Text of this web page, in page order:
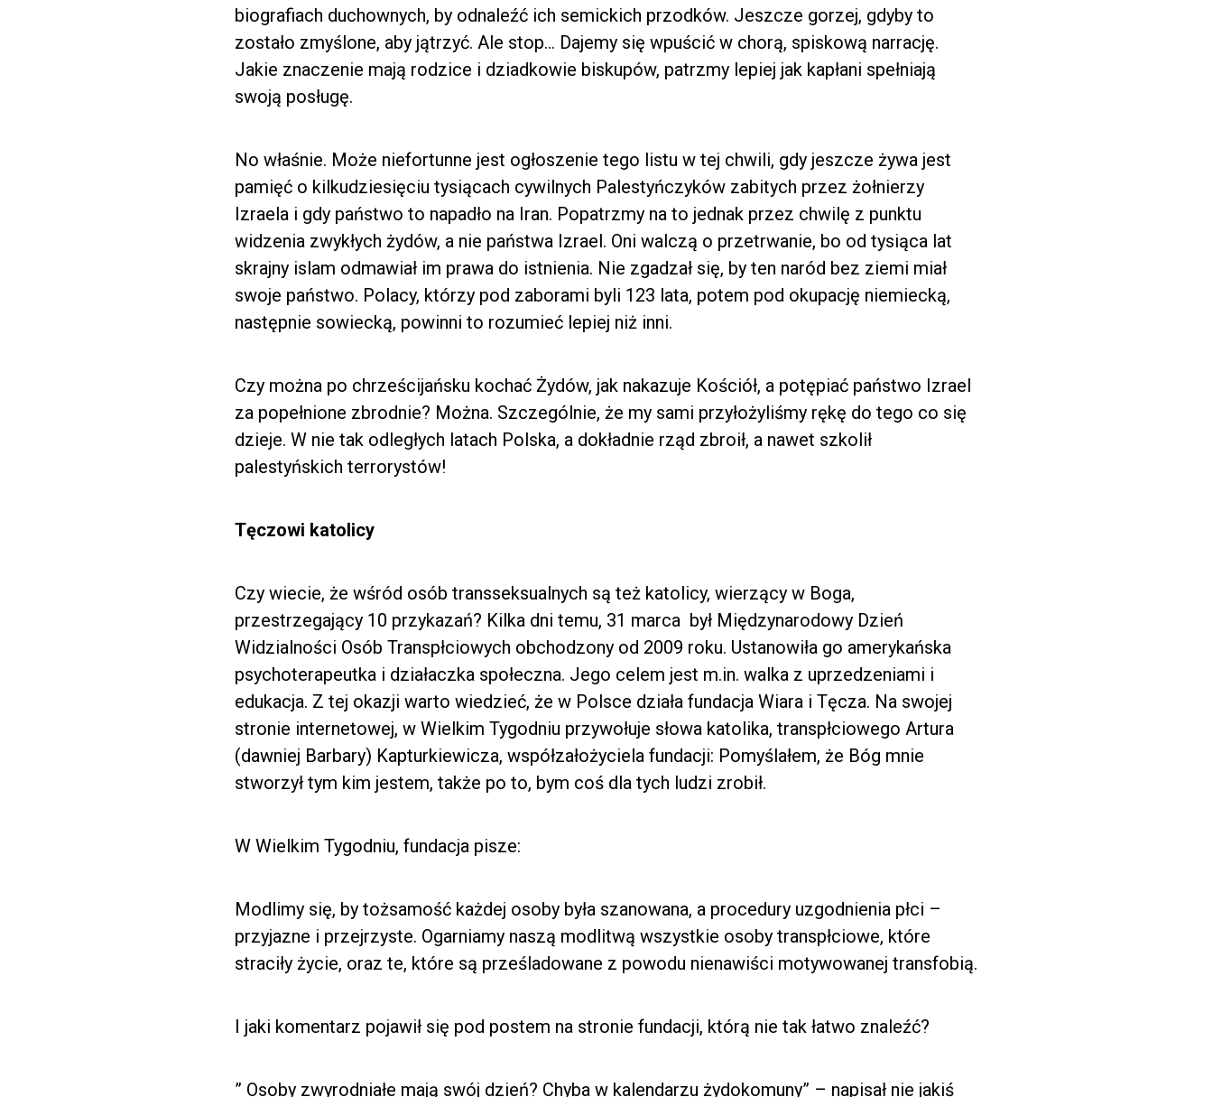
biografiach duchownych, by odnaleźć ich semickich przodków. Jeszcze gorzej, gdyby to
zostało zmyślone, aby jątrzyć. Ale stop… Dajemy się wpuścić w chorą, spiskową narrację.
Jakie znaczenie mają rodzice i dziadkowie biskupów, patrzmy lepiej jak kapłani spełniają
swoją posługę.
No właśnie. Może niefortunne jest ogłoszenie tego listu w tej chwili, gdy jeszcze żywa jest
pamięć o kilkudziesięciu tysiącach cywilnych Palestyńczyków zabitych przez żołnierzy
Izraela i gdy państwo to napadło na Iran. Popatrzmy na to jednak przez chwilę z punktu
widzenia zwykłych żydów, a nie państwa Izrael. Oni walczą o przetrwanie, bo od tysiąca lat
skrajny islam odmawiał im prawa do istnienia. Nie zgadzał się, by ten naród bez ziemi miał
swoje państwo. Polacy, którzy pod zaborami byli 123 lata, potem pod okupację niemiecką,
następnie sowiecką, powinni to rozumieć lepiej niż inni.
Czy można po chrześcijańsku kochać Żydów, jak nakazuje Kościół, a potępiać państwo Izrael
za popełnione zbrodnie? Można. Szczególnie, że my sami przyłożyliśmy rękę do tego co się
dzieje. W nie tak odległych latach Polska, a dokładnie rząd zbroił, a nawet szkolił
palestyńskich terrorystów!
Tęczowi katolicy
Czy wiecie, że wśród osób transseksualnych są też katolicy, wierzący w Boga,
przestrzegający 10 przykazań? Kilka dni temu, 31 marca był Międzynarodowy Dzień
Widzialności Osób Transpłciowych obchodzony od 2009 roku. Ustanowiła go amerykańska
psychoterapeutka i działaczka społeczna. Jego celem jest m.in. walka z uprzedzeniami i
edukacja. Z tej okazji warto wiedzieć, że w Polsce działa fundacja Wiara i Tęcza. Na swojej
stronie internetowej, w Wielkim Tygodniu przywołuje słowa katolika, transpłciowego Artura
(dawniej Barbary) Kapturkiewicza, współzałożyciela fundacji: Pomyślałem, że Bóg mnie
stworzył tym kim jestem, także po to, bym coś dla tych ludzi zrobił.
W Wielkim Tygodniu, fundacja pisze:
Modlimy się, by tożsamość każdej osoby była szanowana, a procedury uzgodnienia płci –
przyjazne i przejrzyste. Ogarniamy naszą modlitwą wszystkie osoby transpłciowe, które
straciły życie, oraz te, które są prześladowane z powodu nienawiści motywowanej transfobią.
I jaki komentarz pojawił się pod postem na stronie fundacji, którą nie tak łatwo znaleźć?
” Osoby zwyrodniałe mają swój dzień? Chyba w kalendarzu żydokomuny” – napisał nie jakiś